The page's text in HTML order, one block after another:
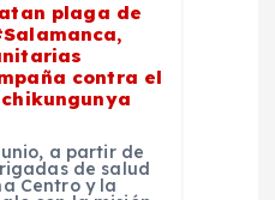
plaga de
contra el
a partir de
de salud
Centro y la